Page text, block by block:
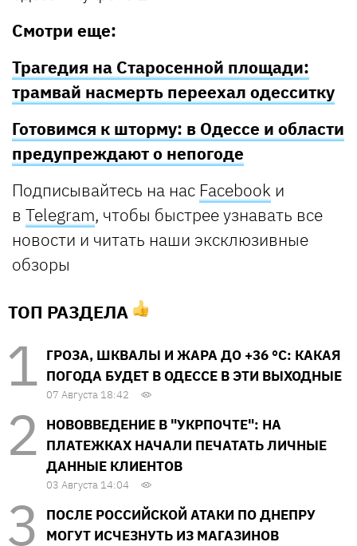
Смотри еще:
Трагедия на Старосенной площади:
трамвай насмерть переехал одесситку
Готовимся к шторму: в Одессе и области
предупреждают о непогоде
Подписывайтесь на нас Facebook и
в Telegram, чтобы быстрее узнавать все
новости и читать наши эксклюзивные
обзоры
ТОП РАЗДЕЛА
ГРОЗА, ШКВАЛЫ И ЖАРА ДО +36 °С: КАКАЯ
ПОГОДА БУДЕТ В ОДЕССЕ В ЭТИ ВЫХОДНЫЕ
07 Августа 18:42
НОВОВВЕДЕНИЕ В "УКРПОЧТЕ": НА
ПЛАТЕЖКАХ НАЧАЛИ ПЕЧАТАТЬ ЛИЧНЫЕ
ДАННЫЕ КЛИЕНТОВ
03 Августа 14:04
ПОСЛЕ РОССИЙСКОЙ АТАКИ ПО ДНЕПРУ
МОГУТ ИСЧЕЗНУТЬ ИЗ МАГАЗИНОВ